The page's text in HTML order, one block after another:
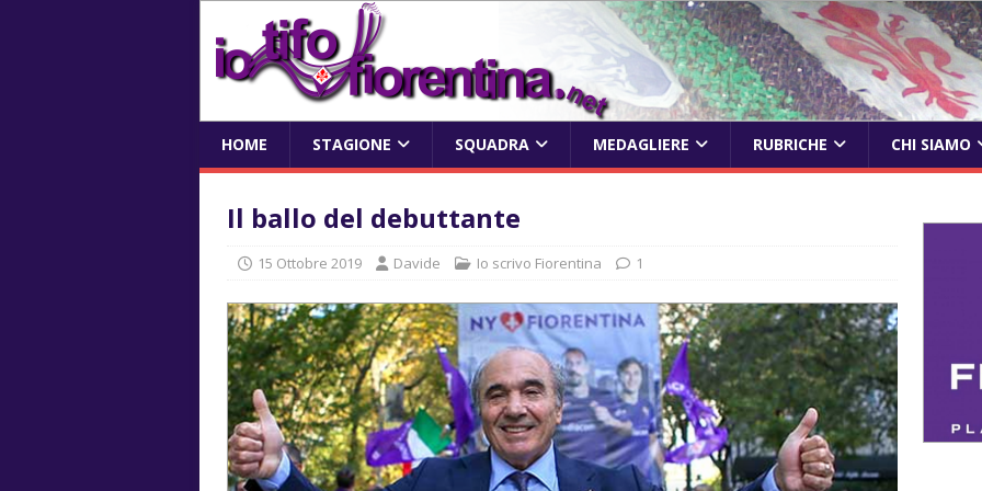
HOME STAGIONE SQUADRA MEDAGLIERE RUBRICHE CHI SIAMO
Il ballo del debuttante
15 Ottobre 2019 Davide Io scrivo Fiorentina 1